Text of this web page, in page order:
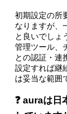
初期設定の所
なりますが、
と良いでしょ
管理ツール、
との認証・連
設定すれば継
は妥当な範囲
❓ auraは